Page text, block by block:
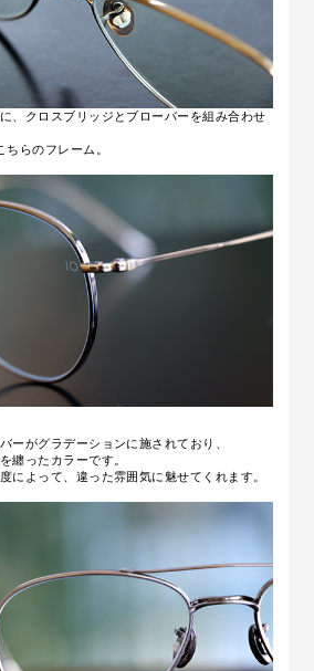
、クロスブリッジとブローバーを組み合わせ
らのフレーム。
ーがグラデーションに施されており、
纏ったカラーです。
によって、違った雰囲気に魅せてくれます。